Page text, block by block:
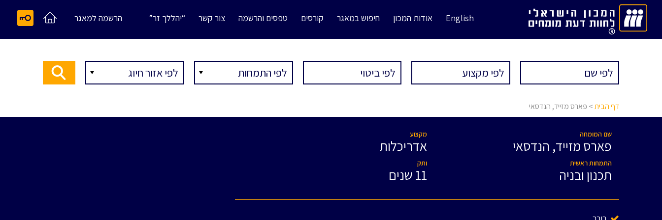
English אודות המכון חיפוש במאגר קורסים טפסים והרשמה צור קשר “יהללך זר” הרשמה למאגר
דף הבית> פארס מזייד, הנדסאי
שם המומחה
פארס מזייד, הנדסאי
התמחות ראשית
תכנון ובניה
מקצוע
אדריכלות
ותק
11 שנים